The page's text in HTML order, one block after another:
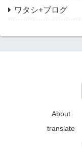
ワタシ+ブログ
About
translate